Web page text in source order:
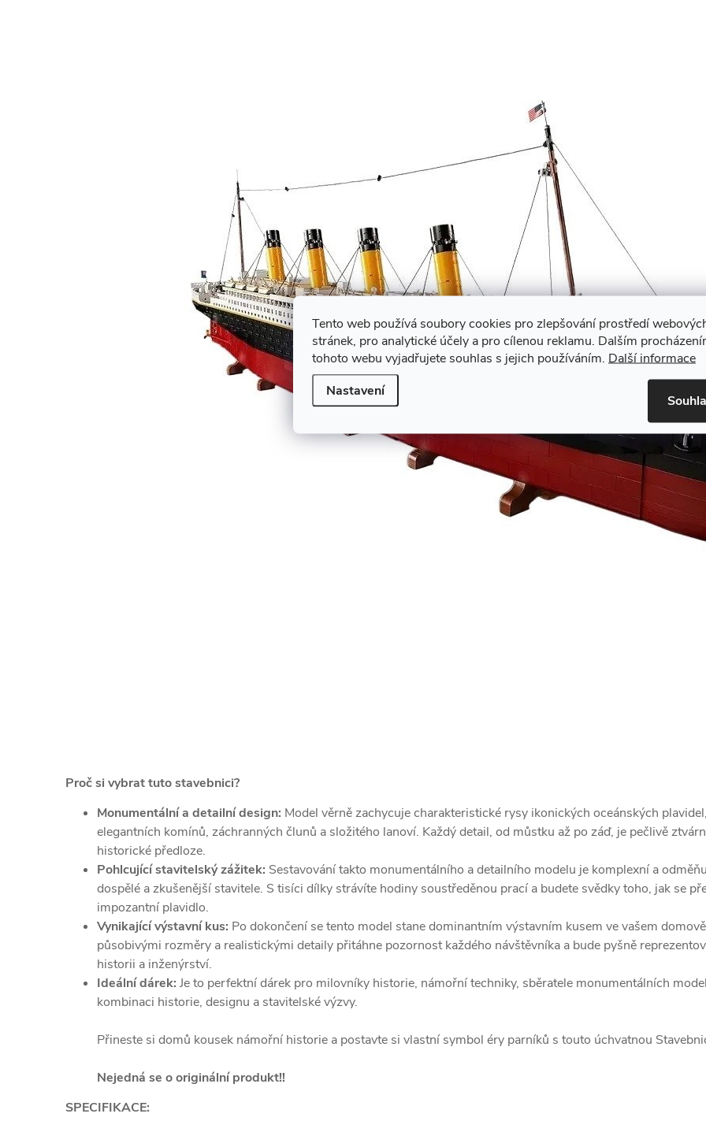
Tento web používá soubory cookies pro zlepšování prostředí
stránek, pro analytické účely a pro cílenou reklamu. Dalším
tohoto webu vyjadřujete souhlas s jejich používáním. Další informace
Nastavení
Proč si vybrat tuto stavebnici?
Monumentální a detailní design: Model věrně zachycuje charakteristické rysy ikonických oceánských
elegantních komínů, záchranných člunů a složitého lanoví. Každý detail, od můstku až po záď, je pečlivě
historické předloze.
Pohlcující stavitelský zážitek: Sestavování takto monumentálního a detailního modelu je komplexní a
dospělé a zkušenější stavitele. S tisíci dílky strávíte hodiny soustředěnou prací a budete svědky toho, jak se
impozantní plavidlo.
Vynikající výstavní kus: Po dokončení se tento model stane dominantním výstavním kusem ve vašem
působivými rozměry a realistickými detaily přitáhne pozornost každého návštěvníka a bude pyšně
historii a inženýrství.
Ideální dárek: Je to perfektní dárek pro milovníky historie, námořní techniky, sběratele monumentálních
kombinaci historie, designu a stavitelské výzvy.
Přineste si domů kousek námořní historie a postavte si vlastní symbol éry parníků s touto úchvatnou
Nejedná se o originální produkt!!
SPECIFIKACE: